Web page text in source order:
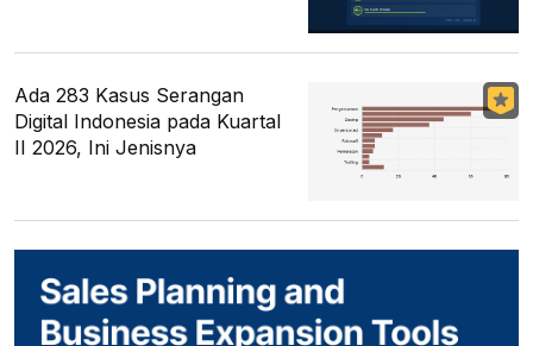
Ada 283 Kasus Serangan
Digital Indonesia pada Kuartal
II 2026, Ini Jenisnya